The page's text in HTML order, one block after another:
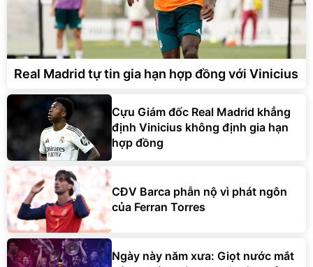
Real Madrid tự tin gia hạn hợp đồng với Vinicius
Cựu Giám đốc Real Madrid khẳng
định Vinicius không định gia hạn
hợp đồng
CĐV Barca phẫn nộ vì phát ngôn
của Ferran Torres
Ngày này năm xưa: Giọt nước mắt